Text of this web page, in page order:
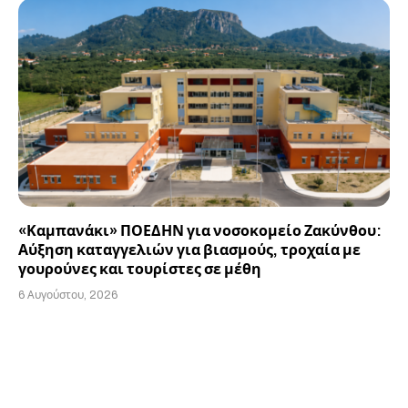
«Καμπανάκι» ΠΟΕΔΗΝ για νοσοκομείο Ζακύνθου:
Αύξηση καταγγελιών για βιασμούς, τροχαία με
γουρούνες και τουρίστες σε μέθη
6 Αυγούστου, 2026